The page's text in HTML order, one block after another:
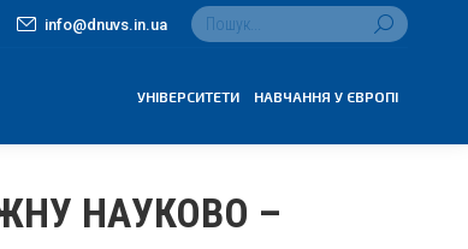
info@dnuvs.in.ua Search:
УНІВЕРСИТЕТИ НАВЧАННЯ У ЄВРОПІ
НАУКОВО –